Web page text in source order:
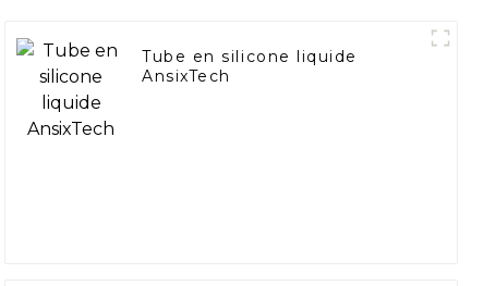
Tube en silicone liquide
AnsixTech